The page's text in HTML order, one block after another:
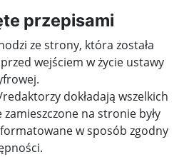
przepisami
ze strony, która została
wejściem w życie ustawy
dokładają wszelkich
na stronie były
w sposób zgodny